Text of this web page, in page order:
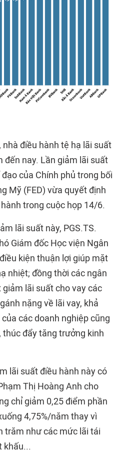
điều hành tệ hạ lãi suất
đến nay. Lần giảm lãi suất
của Chính phủ trong bối
Mỹ (FED) vừa quyết định
trong cuộc họp 14/6.
lãi suất này, PGS.TS.
Giám đốc Học viện Ngân
kiện thuận lợi giúp mặt
nhiệt; đồng thời các ngân
lãi suất cho vay các
nặng về lãi vay, khả
các doanh nghiệp cũng
thúc đẩy tăng trưởng kinh
lãi suất điều hành này có
Thị Hoàng Anh cho
chỉ giảm 0,25 điểm phần
4,75%/năm thay vì
trăm như các mức lãi tái
khấu...